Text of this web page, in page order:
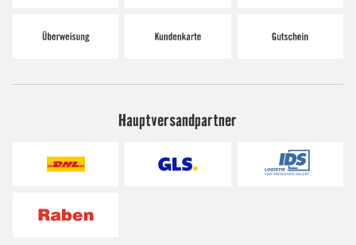
Hauptversandpartner